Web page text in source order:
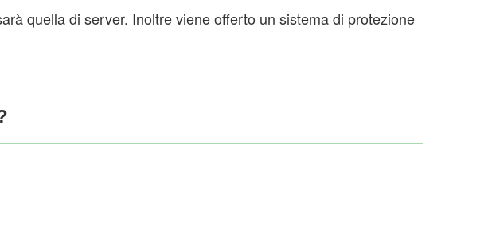
quella di server. Inoltre viene offerto un sistema di protezione